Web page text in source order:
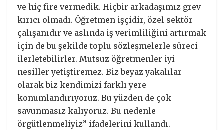
ve hiç fire vermedik. Hiçbir arkadaşımız grev
kırıcı olmadı. Öğretmen işçidir, özel sektör
çalışanıdır ve aslında iş verimliliğini artırmak
için de bu şekilde toplu sözleşmelerle süreci
ilerletebilirler. Mutsuz öğretmenler iyi
nesiller yetiştiremez. Biz beyaz yakalılar
olarak biz kendimizi farklı yere
konumlandırıyoruz. Bu yüzden de çok
savunmasız kalıyoruz. Bu nedenle
örgütlenmeliyiz” ifadelerini kullandı.